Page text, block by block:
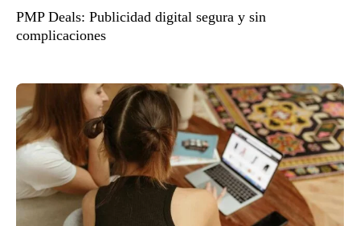
PMP Deals: Publicidad digital segura y sin
complicaciones